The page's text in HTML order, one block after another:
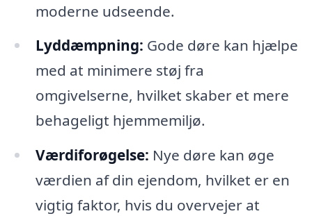
moderne udseende.
Lyddæmpning: Gode døre kan hjælpe
med at minimere støj fra
omgivelserne, hvilket skaber et mere
behageligt hjemmemiljø.
Værdiforøgelse: Nye døre kan øge
værdien af din ejendom, hvilket er en
vigtig faktor, hvis du overvejer at